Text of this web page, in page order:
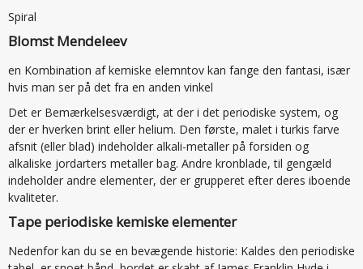
Spiral
Blomst Mendeleev
en Kombination af kemiske elemntov kan fange den fantasi, især
hvis man ser på det fra en anden vinkel
Det er Bemærkelsesværdigt, at der i det periodiske system, og
der er hverken brint eller helium. Den første, malet i turkis farve
afsnit (eller blad) indeholder alkali-metaller på forsiden og
alkaliske jordarters metaller bag. Andre kronblade, til gengæld
indeholder andre elementer, der er grupperet efter deres iboende
kvaliteter.
Tape periodiske kemiske elementer
Nedenfor kan du se en bevægende historie: Kaldes den periodiske